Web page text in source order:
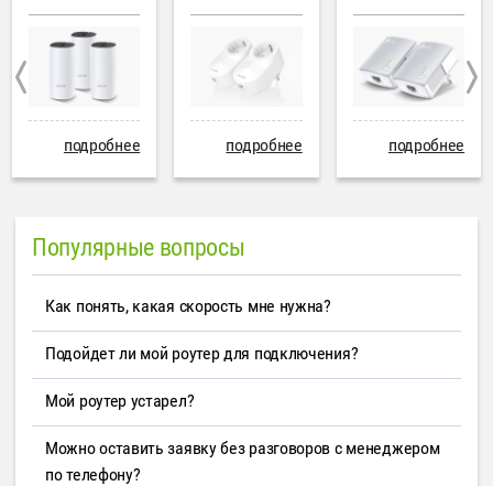
подробнее подробнее подробнее
Популярные вопросы
Как понять, какая скорость мне нужна?
Подойдет ли мой роутер для подключения?
Мой роутер устарел?
Можно оставить заявку без разговоров с менеджером
по телефону?